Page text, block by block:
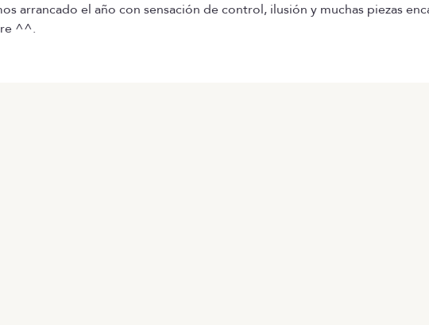
arrancado el año con sensación de control, ilusión y muchas piezas
^^.